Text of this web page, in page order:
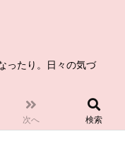
ったり。日々の気づ
次へ 検索